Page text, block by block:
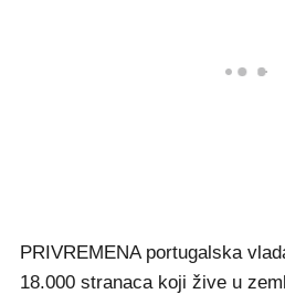
PRIVREMENA portugalska
18.000 stranaca koji žive u